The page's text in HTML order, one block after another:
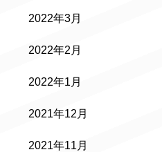
2022年3月
2022年2月
2022年1月
2021年12月
2021年11月